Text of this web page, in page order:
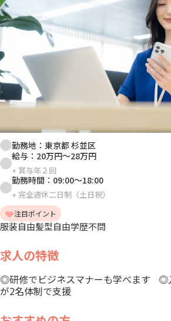
勤務地： 東京都 杉並区
給与： 20万円～28万円
+ 賞与年２回
勤務時間： 09:00～18:00
+ 完全週休二日制（土日祝）
注目ポイント
服装自由髪型自由学歴不問
求人の特徴
◎研修でビジネスマナーも学べます ◎
が2名体制で支援